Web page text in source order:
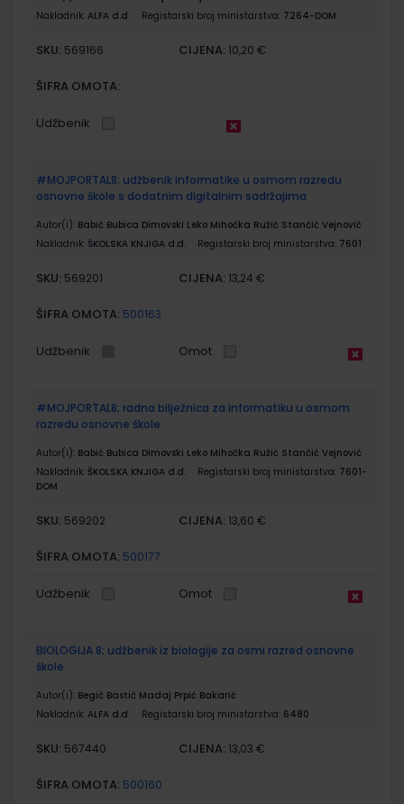
Nakladnik: ALFA d.d. Registarski broj ministarstva: 7264-DOM
SKU: 569166 CIJENA: 10,20 €
ŠIFRA OMOTA:
Udžbenik
#MOJPORTAL8; udžbenik informatike u osmom razredu
osnovne škole s dodatnim digitalnim sadržajima
Autor(i): Babić Bubica Dimovski Leko Mihočka Ružić Stančić Vejnović
Nakladnik: ŠKOLSKA KNJIGA d.d. Registarski broj ministarstva: 7601
SKU: 569201 CIJENA: 13,24 €
ŠIFRA OMOTA: 500163
Udžbenik Omot
#MOJPORTAL8; radna bilježnica za informatiku u osmom
razredu osnovne škole
Autor(i): Babić Bubica Dimovski Leko Mihočka Ružić Stančić Vejnović
Nakladnik: ŠKOLSKA KNJIGA d.d. Registarski broj ministarstva: 7601-
DOM
SKU: 569202 CIJENA: 13,60 €
ŠIFRA OMOTA: 500177
Udžbenik Omot
BIOLOGIJA 8; udžbenik iz biologije za osmi razred osnovne
škole
Autor(i): Begić Bastić Madaj Prpić Bakarić
Nakladnik: ALFA d.d. Registarski broj ministarstva: 6480
SKU: 567440 CIJENA: 13,03 €
ŠIFRA OMOTA: 500160